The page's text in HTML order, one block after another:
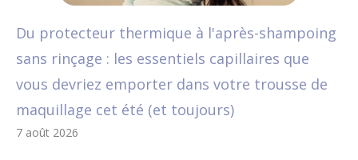
Du protecteur thermique à l'après-shampoing
sans rinçage : les essentiels capillaires que
vous devriez emporter dans votre trousse de
maquillage cet été (et toujours)
7 août 2026